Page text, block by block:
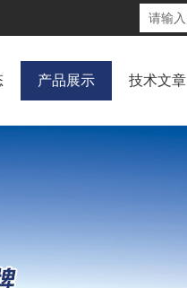
产品展示 技术文章